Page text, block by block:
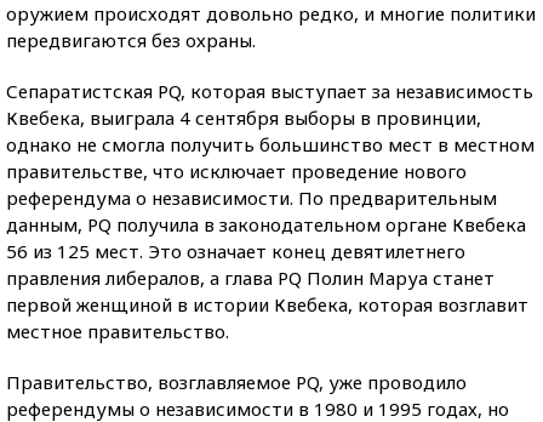
оружием происходят довольно редко, и многие политики
передвигаются без охраны.
Сепаратистская PQ, которая выступает за независимость
Квебека, выиграла 4 сентября выборы в провинции,
однако не смогла получить большинство мест в местном
правительстве, что исключает проведение нового
референдума о независимости. По предварительным
данным, PQ получила в законодательном органе Квебека
56 из 125 мест. Это означает конец девятилетнего
правления либералов, а глава PQ Полин Маруа станет
первой женщиной в истории Квебека, которая возглавит
местное правительство.
Правительство, возглавляемое PQ, уже проводило
референдумы о независимости в 1980 и 1995 годах, но